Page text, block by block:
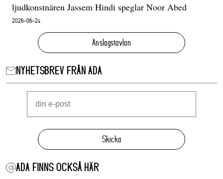
ljudkonstnären Jassem Hindi speglar Noor Abed
2026-06-24
Anslagstavlan
NYHETSBREV FRÅN ADA
Skicka
ADA FINNS OCKSÅ HÄR